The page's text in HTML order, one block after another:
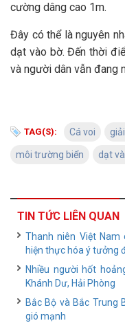
cường dâng cao 1m.
Đây có thể là nguyên
dạt vào bờ. Đến thời
và người dân vẫn đang
TAG(S): Cá voi
môi trường biển dạt
TIN TỨC LIÊN QUAN
Thanh niên Việt Nam
hiện thực hóa ý tưởng
Nhiều người hốt
Khánh Dư, Hải Phòng
Bắc Bộ và Bắc Trung
gió mạnh